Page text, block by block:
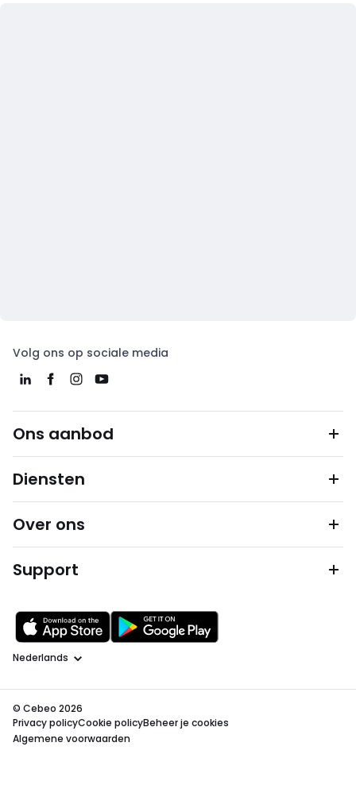
Volg ons op sociale media
Ons aanbod
Diensten
Over ons
Support
Taal
© Cebeo 2026
Privacy policyCookie policyBeheer je cookies
Algemene voorwaarden